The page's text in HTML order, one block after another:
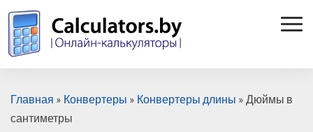
Главная » Конвертеры » Конвертеры длины » Дюймы в
сантиметры